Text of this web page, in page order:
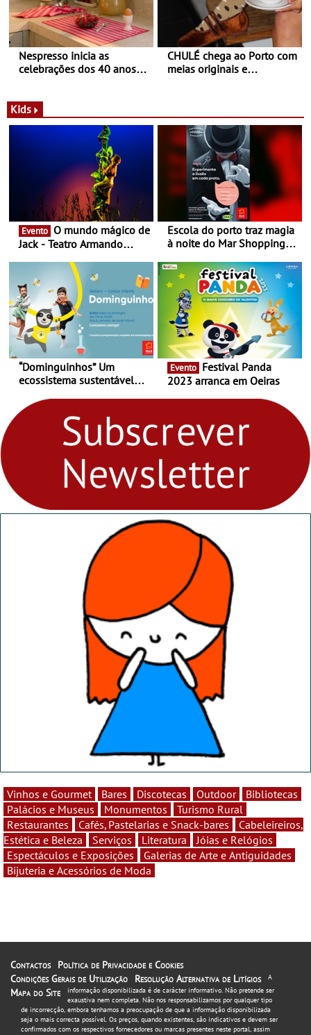
Nespresso inicia as
celebrações dos 40 anos
Novas - Edição limitada
Nespresso x Torres Novas
CHULÉ chega ao Porto com
meias originais e
Shopping
Kids
Evento
Jack - Teatro Armando
Escola do porto traz magia
à noite do Mar Shopping
29 de abril, às 21h00
“Dominguinhos” Um
ecossistema sustentável
fores - Atelier de Educação
Ambiental nos
“Dominguinhos” de 23 de
Evento
2023 arranca em Oeiras
Vinhos e Gourmet Bares Discotecas Outdoor
Bibliotecas
Palácios e Museus
Monumentos
Turismo Rural
Restaurantes
Cafés, Pastelarias e Snack-bares
Cabeleireiros,
Estética e Beleza
Serviços Literatura
Jóias e Relógios
Espectáculos e Exposições
Galerias de Arte e Antiguidades
Bijuteria e Acessórios de Moda
Contactos
Política de Privacidade e Cookies
Condições Gerais de Utilização
Resolução Alternativa de Litígios
Mapa do Site
A
informação disponibilizada é de carácter informativo. Não pretende ser
exaustiva nem completa. Não nos responsabilizamos por qualquer tipo
de incorrecção, embora tenhamos a preocupação de que a informação disponibilizada
seja o mais correcta possível. Os preços, quando existentes, são indicativos e devem ser
confirmados com os respectivos fornecedores ou marcas presentes neste portal, assim